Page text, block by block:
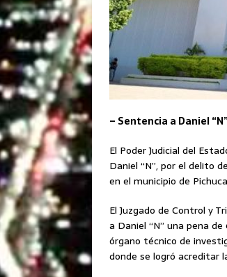
– Sentencia a Daniel
El Poder Judicial del
Daniel “N”, por el delito
en el municipio de
El Juzgado de Control y
a Daniel “N” una pena
órgano técnico de
donde se logró acreditar